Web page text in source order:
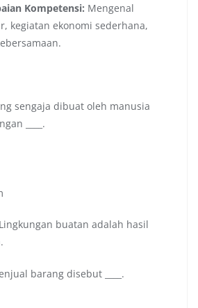
Kompetensi: Mengenal
kegiatan ekonomi sederhana,
sengaja dibuat oleh manusia
____.
buatan adalah hasil
barang disebut ____.